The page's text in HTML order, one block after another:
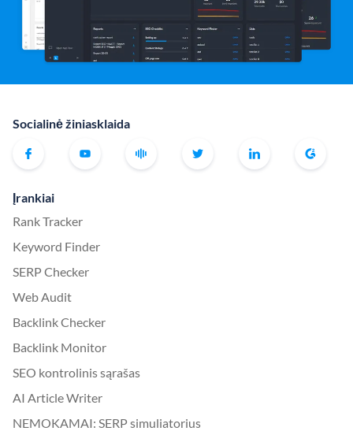
Socialinė žiniasklaida
Įrankiai
Rank Tracker
Keyword Finder
SERP Checker
Web Audit
Backlink Checker
Backlink Monitor
SEO kontrolinis sąrašas
AI Article Writer
NEMOKAMAI: SERP simuliatorius